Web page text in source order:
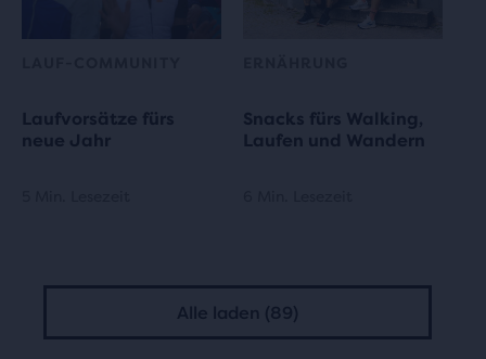
Laufvorsätze fürs
neue Jahr
Snacks fürs Walking,
Laufen und Wandern
Alle laden (89)